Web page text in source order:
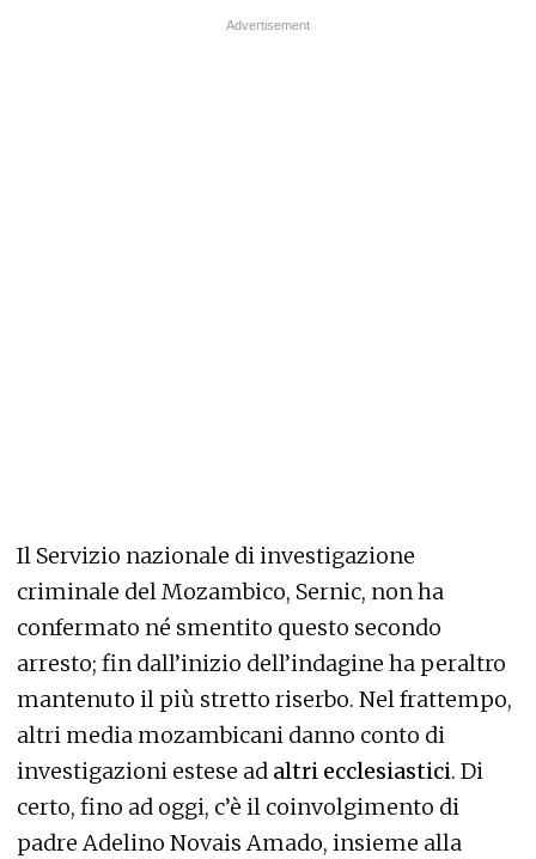
Il Servizio nazionale di investigazione
criminale del Mozambico, Sernic, non ha
confermato né smentito questo secondo
arresto; fin dall’inizio dell’indagine ha peraltro
mantenuto il più stretto riserbo. Nel frattempo,
altri media mozambicani danno conto di
investigazioni estese ad altri ecclesiastici. Di
certo, fino ad oggi, c’è il coinvolgimento di
padre Adelino Novais Amado, insieme alla